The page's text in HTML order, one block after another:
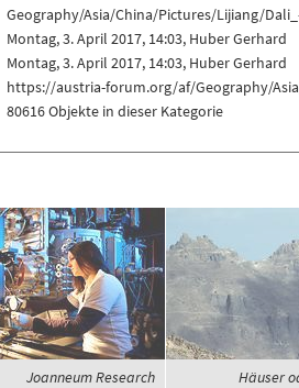
Geography/Asia/China/Pictures/Lijiang/
Montag, 3. April 2017, 14:03, Huber Gerhard
Montag, 3. April 2017, 14:03, Huber Gerhard
https://austria-forum.org/af/Geography/
80616 Objekte in dieser Kategorie
Joanneum Research Häuser